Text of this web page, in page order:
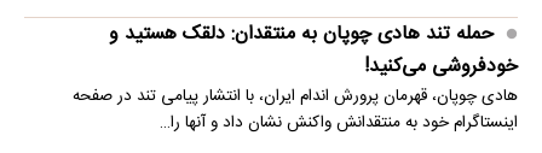
حمله تند هادی چوپان به منتقدان: دلقک هستید و
خودفروشی می‌کنید!
هادی چوپان، قهرمان پرورش اندام ایران، با انتشار پیامی تند در صفحه
اینستاگرام خود به منتقدانش واکنش نشان داد و آنها را…